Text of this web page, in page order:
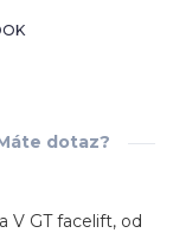
dotaz?
V GT facelift, od